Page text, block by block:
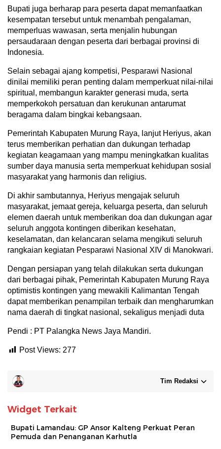
Bupati juga berharap para peserta dapat memanfaatkan
kesempatan tersebut untuk menambah pengalaman,
memperluas wawasan, serta menjalin hubungan
persaudaraan dengan peserta dari berbagai provinsi di
Indonesia.
Selain sebagai ajang kompetisi, Pesparawi Nasional
dinilai memiliki peran penting dalam memperkuat nilai-nilai
spiritual, membangun karakter generasi muda, serta
memperkokoh persatuan dan kerukunan antarumat
beragama dalam bingkai kebangsaan.
Pemerintah Kabupaten Murung Raya, lanjut Heriyus, akan
terus memberikan perhatian dan dukungan terhadap
kegiatan keagamaan yang mampu meningkatkan kualitas
sumber daya manusia serta memperkuat kehidupan sosial
masyarakat yang harmonis dan religius.
Di akhir sambutannya, Heriyus mengajak seluruh
masyarakat, jemaat gereja, keluarga peserta, dan seluruh
elemen daerah untuk memberikan doa dan dukungan agar
seluruh anggota kontingen diberikan kesehatan,
keselamatan, dan kelancaran selama mengikuti seluruh
rangkaian kegiatan Pesparawi Nasional XIV di Manokwari.
Dengan persiapan yang telah dilakukan serta dukungan
dari berbagai pihak, Pemerintah Kabupaten Murung Raya
optimistis kontingen yang mewakili Kalimantan Tengah
dapat memberikan penampilan terbaik dan mengharumkan
nama daerah di tingkat nasional, sekaligus menjadi duta
Pendi : PT Palangka News Jaya Mandiri.
Post Views: 277
Tim Redaksi
Widget Terkait
Bupati Lamandau: GP Ansor Kalteng Perkuat Peran
Pemuda dan Penanganan Karhutla